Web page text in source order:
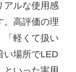
アルな使用感
。高評価の理
「軽くて扱い
い場所でLED